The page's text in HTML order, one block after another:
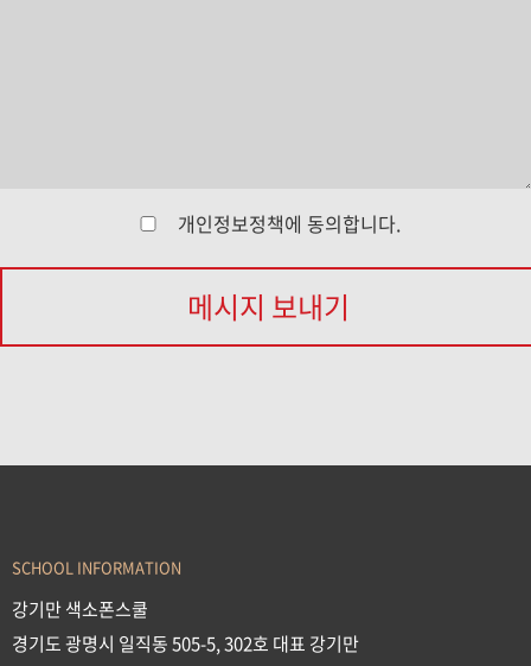
개인정보정책에 동의합니다.
메시지 보내기
SCHOOL INFORMATION
강기만 색소폰스쿨
경기도 광명시 일직동 505-5, 302호 대표 강기만